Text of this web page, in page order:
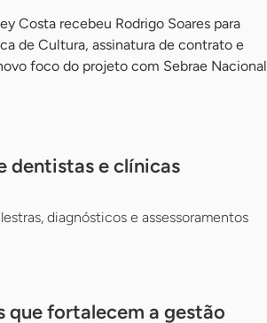
Costa recebeu Rodrigo Soares para
de Cultura, assinatura de contrato e
foco do projeto com Sebrae Nacional
dentistas e clínicas
diagnósticos e assessoramentos
que fortalecem a gestão